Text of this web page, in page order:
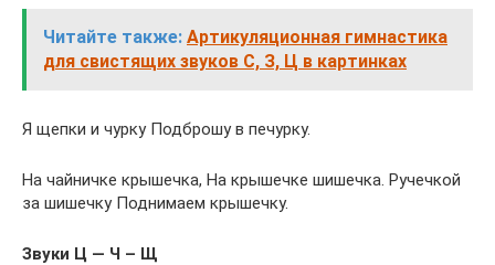
Читайте также: Артикуляционная гимнастика
для свистящих звуков С, З, Ц в картинках
Я щепки и чурку Подброшу в печурку.
На чайничке крышечка, На крышечке шишечка. Ручечкой
за шишечку Поднимаем крышечку.
Звуки Ц — Ч – Щ